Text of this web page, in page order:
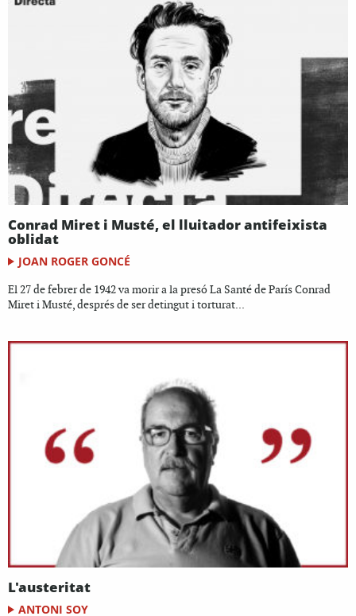
Conrad Miret i Musté, el lluitador antifeixista
oblidat
JOAN ROGER GONCÉ
El 27 de febrer de 1942 va morir a la presó La Santé de París Conrad
Miret i Musté, després de ser detingut i torturat...
L'austeritat
ANTONI SOY